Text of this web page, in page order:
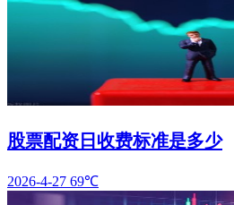
股票配资日收费标准是多少
2026-4-27 69℃